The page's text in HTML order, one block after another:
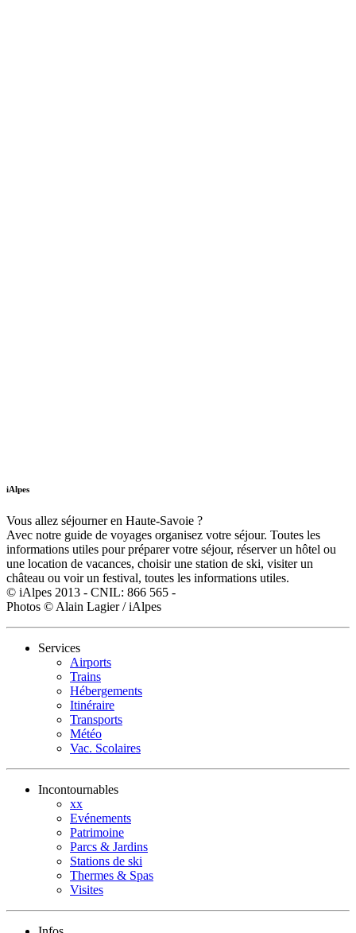
iAlpes
Vous allez séjourner en Haute-Savoie ?
Avec notre guide de voyages organisez votre séjour. Toutes les
informations utiles pour préparer votre séjour, réserver un hôtel ou
une location de vacances, choisir une station de ski, visiter un
château ou voir un festival, toutes les informations utiles.
© iAlpes 2013 - CNIL: 866 565 -
Photos © Alain Lagier / iAlpes
Services
Airports
Trains
Hébergements
Itinéraire
Transports
Météo
Vac. Scolaires
Incontournables
xx
Evénements
Patrimoine
Parcs & Jardins
Stations de ski
Thermes & Spas
Visites